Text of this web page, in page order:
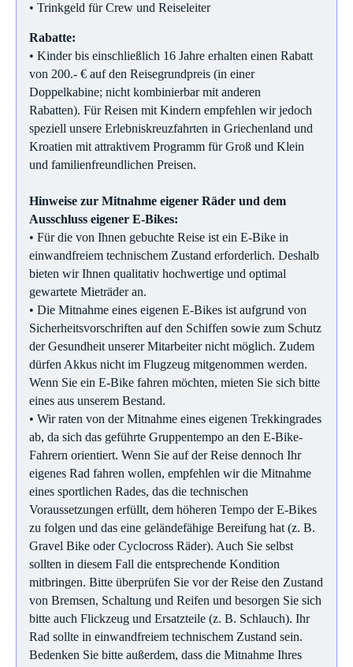
• Trinkgeld für Crew und Reiseleiter
Rabatte:
• Kinder bis einschließlich 16 Jahre erhalten einen Rabatt
von 200.- € auf den Reisegrundpreis (in einer
Doppelkabine; nicht kombinierbar mit anderen
Rabatten). Für Reisen mit Kindern empfehlen wir jedoch
speziell unsere Erlebniskreuzfahrten in Griechenland und
Kroatien mit attraktivem Programm für Groß und Klein
und familienfreundlichen Preisen.
Hinweise zur Mitnahme eigener Räder und dem
Ausschluss eigener E-Bikes:
• Für die von Ihnen gebuchte Reise ist ein E-Bike in
einwandfreiem technischem Zustand erforderlich. Deshalb
bieten wir Ihnen qualitativ hochwertige und optimal
gewartete Mieträder an.
• Die Mitnahme eines eigenen E-Bikes ist aufgrund von
Sicherheitsvorschriften auf den Schiffen sowie zum Schutz
der Gesundheit unserer Mitarbeiter nicht möglich. Zudem
dürfen Akkus nicht im Flugzeug mitgenommen werden.
Wenn Sie ein E-Bike fahren möchten, mieten Sie sich bitte
eines aus unserem Bestand.
• Wir raten von der Mitnahme eines eigenen Trekkingrades
ab, da sich das geführte Gruppentempo an den E-Bike-
Fahrern orientiert. Wenn Sie auf der Reise dennoch Ihr
eigenes Rad fahren wollen, empfehlen wir die Mitnahme
eines sportlichen Rades, das die technischen
Voraussetzungen erfüllt, dem höheren Tempo der E-Bikes
zu folgen und das eine geländefähige Bereifung hat (z. B.
Gravel Bike oder Cyclocross Räder). Auch Sie selbst
sollten in diesem Fall die entsprechende Kondition
mitbringen. Bitte überprüfen Sie vor der Reise den Zustand
von Bremsen, Schaltung und Reifen und besorgen Sie sich
bitte auch Flickzeug und Ersatzteile (z. B. Schlauch). Ihr
Rad sollte in einwandfreiem technischem Zustand sein.
Bedenken Sie bitte außerdem, dass die Mitnahme Ihres